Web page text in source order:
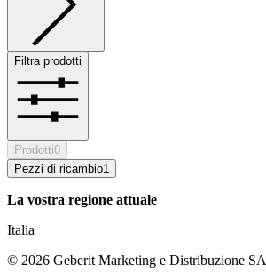
Filtra prodotti
Prodotti0
Pezzi di ricambio1
La vostra regione attuale
Italia
© 2026 Geberit Marketing e Distribuzione SA